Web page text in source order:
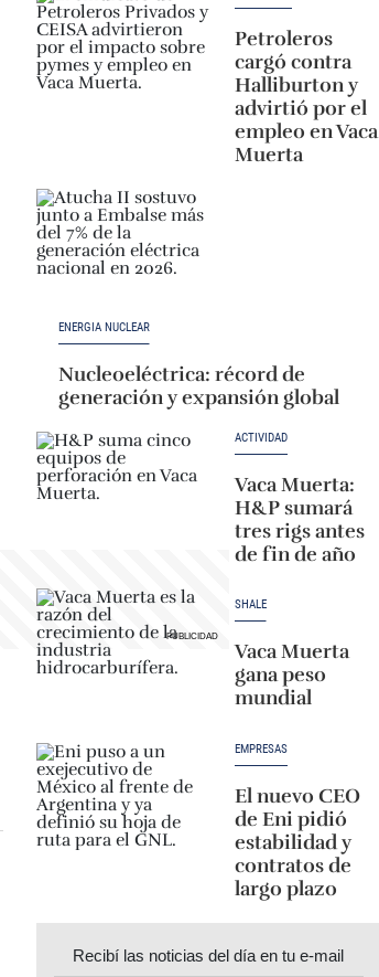
Petroleros
cargó contra
Halliburton y
advirtió por el
empleo en Vaca
Muerta
ENERGÍA NUCLEAR
Nucleoeléctrica: récord de
generación y expansión global
ACTIVIDAD
Vaca Muerta:
H&P sumará
tres rigs antes
de fin de año
SHALE
Vaca Muerta
gana peso
mundial
EMPRESAS
El nuevo CEO
de Eni pidió
estabilidad y
contratos de
largo plazo
Recibí las noticias del día en tu e-mail